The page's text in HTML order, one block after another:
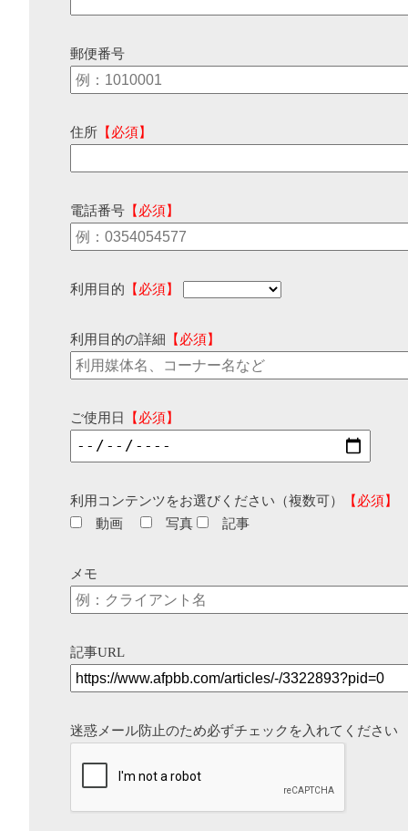
郵便番号
住所 【必須】
電話番号 【必須】
利用目的 【必須】
利用目的の詳細 【必須】
ご使用日 【必須】
利用コンテンツをお選びください（複数可）
【必須】
動画
写真 記事
メモ
記事URL
迷惑メール防止のため必ずチェックを入れてください